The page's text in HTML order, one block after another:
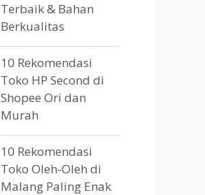
Terbaik & Bahan
Berkualitas
10 Rekomendasi
Toko HP Second di
Shopee Ori dan
Murah
10 Rekomendasi
Toko Oleh-Oleh di
Malang Paling Enak